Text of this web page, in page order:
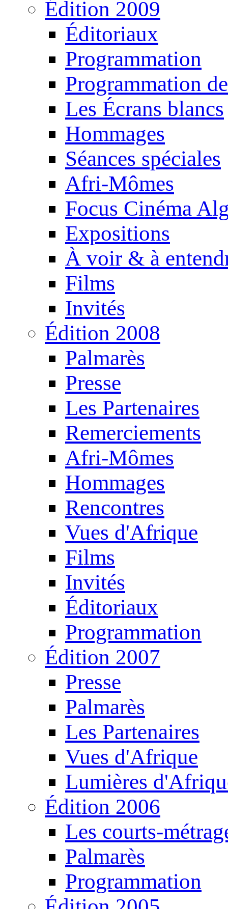
Édition 2009
Éditoriaux
Programmation
Programmation
Les Écrans blancs
Hommages
Séances spéciales
Afri-Mômes
Focus Cinéma
Expositions
À voir & à
Films
Invités
Édition 2008
Palmarès
Presse
Les Partenaires
Remerciements
Afri-Mômes
Hommages
Rencontres
Vues d'Afrique
Films
Invités
Éditoriaux
Programmation
Édition 2007
Presse
Palmarès
Les Partenaires
Vues d'Afrique
Lumières
Édition 2006
Les courts-
Palmarès
Programmation